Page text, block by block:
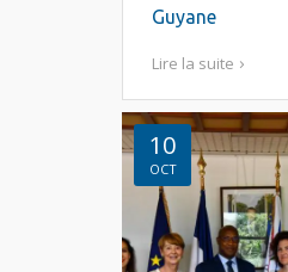
Guyane
Lire la suite
10
OCT